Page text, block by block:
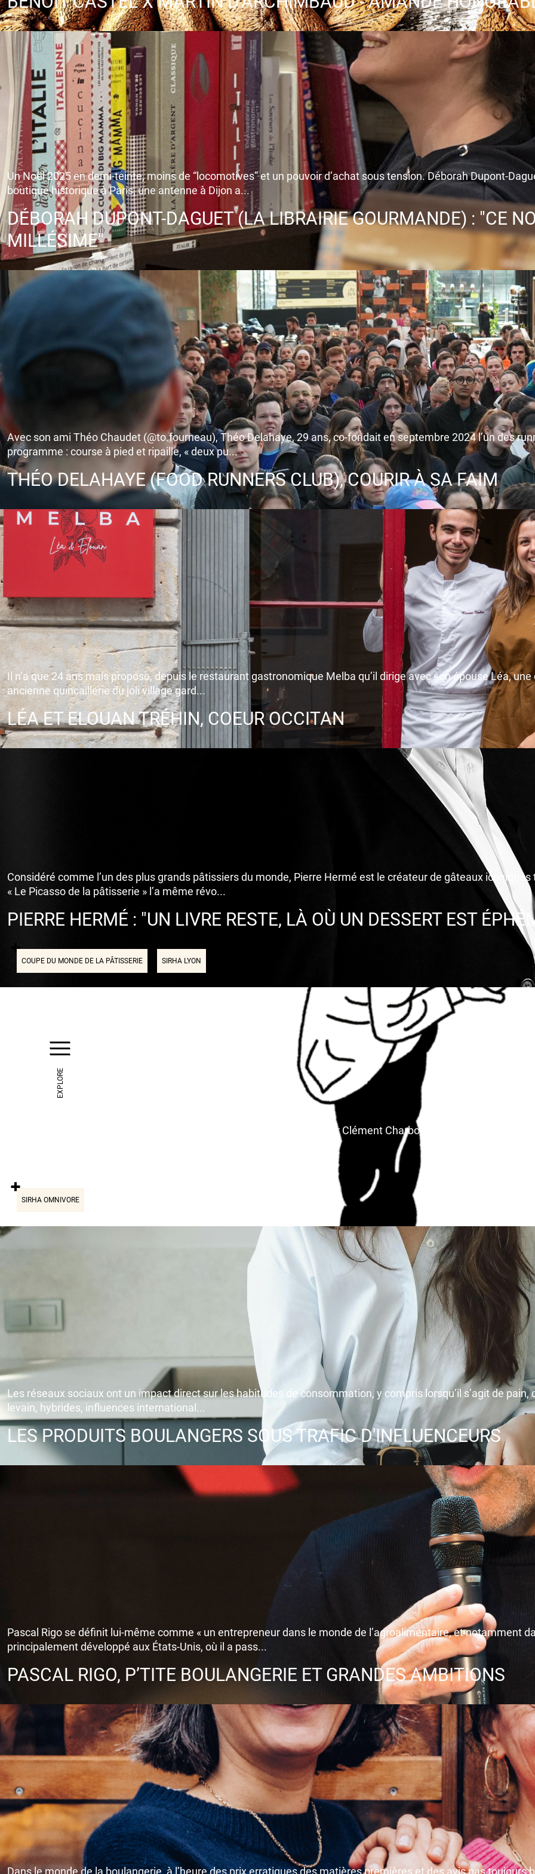
EXPLORE
DÉBORAH DUPONT-DAGUET (LA LIBRAIRIE GOURMANDE) : "CE
MILLÉSIME"
Un Noël 2025 en demi-teinte, moins de “locomotives” et un pouvoir d’achat sous tension. Déborah Dupont-
boutique historique à Paris, une antenne à Dijon a...
THÉO DELAHAYE (FOOD RUNNERS CLUB), COURIR À SA FAIM
Avec son ami Théo Chaudet (@to.fourneau), Théo Delahaye, 29 ans, co-fondait en septembre 2024 l’un des
programme : course à pied et ripaille, « deux pu...
LÉA ET ELOUAN TRÉHIN, COEUR OCCITAN
Il n’a que 24 ans mais propose, depuis le restaurant gastronomique Melba qu’il dirige avec son épouse Léa,
ancienne quincaillerie du joli village gard...
COUPE DU MONDE DE LA PÂTISSERIE SIRHA LYON
PIERRE HERMÉ : "UN LIVRE RESTE, LÀ OÙ UN DESSERT EST
Considéré comme l’un des plus grands pâtissiers du monde, Pierre Hermé est le créateur de gâteaux iconiques
« Le Picasso de la pâtisserie » l’a même révo...
SIRHA OMNIVORE
Où Philippe Bernachon nous fait entrer dans la salle des machines. Par Clément Charbonnier Bouet
LES PRODUITS BOULANGERS SOUS TRAFIC D'INFLUENCEURS
Les réseaux sociaux ont un impact direct sur les habitudes de consommation, y compris lorsqu’il s’agit de
levain, hybrides, influences international...
PASCAL RIGO, P’TITE BOULANGERIE ET GRANDES AMBITIONS
Pascal Rigo se définit lui-même comme « un entrepreneur dans le monde de l’agroalimentaire, et notamment
principalement développé aux États-Unis, où il a pass...
Dans le monde de la boulangerie, à l’heure des prix erratiques des matières premières et des avis pas toujours